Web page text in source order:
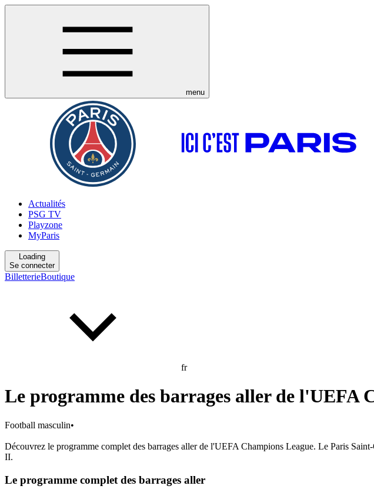
menu
Actualités
PSG TV
Playzone
MyParis
Loading
Se connecter
BilletterieBoutique
fr
Le programme des barrages aller de l'UEFA
Football masculin•
Découvrez le programme complet des barrages aller de l'UEFA Champions League. Le Paris
II.
Le programme complet des barrages aller